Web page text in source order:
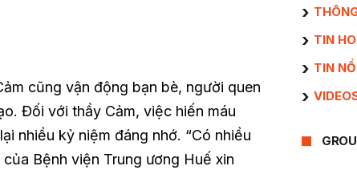
cũng vận động bạn bè, người quen
Đối với thầy Cảm, việc hiến máu
nhiều kỷ niệm đáng nhớ. “Có nhiều
Bệnh viện Trung ương Huế xin
TIN
TIN